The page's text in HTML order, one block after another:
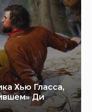
Хью Гласса,
Ди